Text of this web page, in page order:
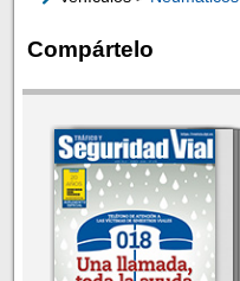
Compártelo